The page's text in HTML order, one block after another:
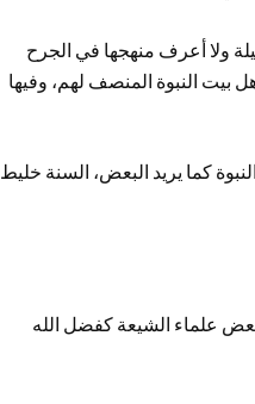
ولا أعرف منهجها في الجرح
بيت النبوة المنصف لهم، وفيها
كما يريد البعض، السنة خليط
علماء الشيعة كفضل الله